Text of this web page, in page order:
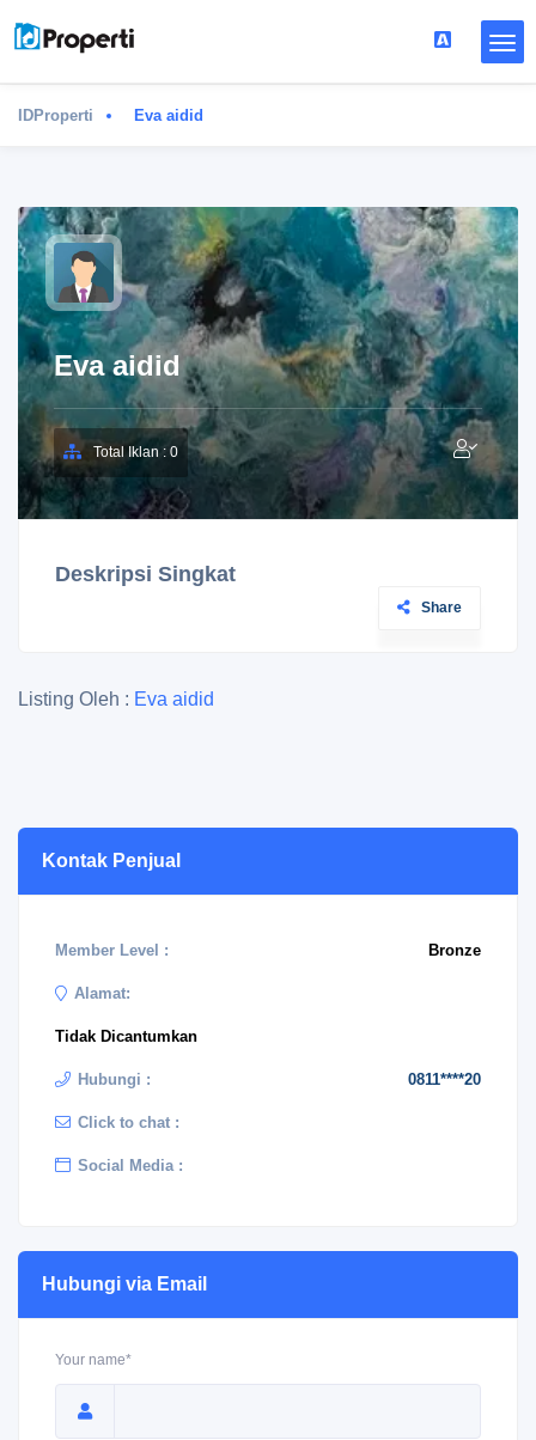
IDProperti Eva aidid
Eva aidid
Total Iklan : 0
Deskripsi Singkat
Share
Listing Oleh : Eva aidid
Kontak Penjual
Member Level : Bronze
Alamat:
Tidak Dicantumkan
Hubungi : 0811****20
Click to chat :
Social Media :
Hubungi via Email
Your name*